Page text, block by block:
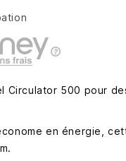
Circulator 500 pour
en énergie,